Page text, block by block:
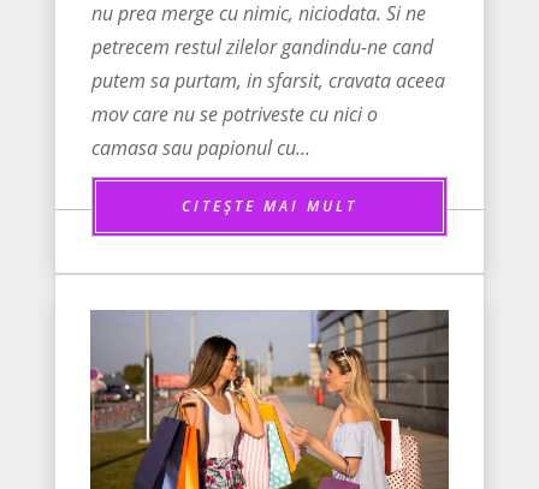
nu prea merge cu nimic, niciodata. Si ne
petrecem restul zilelor gandindu-ne cand
putem sa purtam, in sfarsit, cravata aceea
mov care nu se potriveste cu nici o
camasa sau papionul cu...
CITEȘTE MAI MULT